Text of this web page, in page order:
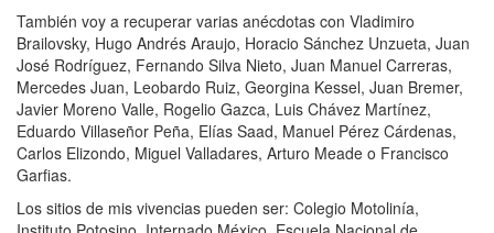
También voy a recuperar varias anécdotas con Vladimiro
Brailovsky, Hugo Andrés Araujo, Horacio Sánchez Unzueta, Juan
José Rodríguez, Fernando Silva Nieto, Juan Manuel Carreras,
Mercedes Juan, Leobardo Ruiz, Georgina Kessel, Juan Bremer,
Javier Moreno Valle, Rogelio Gazca, Luis Chávez Martínez,
Eduardo Villaseñor Peña, Elías Saad, Manuel Pérez Cárdenas,
Carlos Elizondo, Miguel Valladares, Arturo Meade o Francisco
Garfias.
Los sitios de mis vivencias pueden ser: Colegio Motolinía,